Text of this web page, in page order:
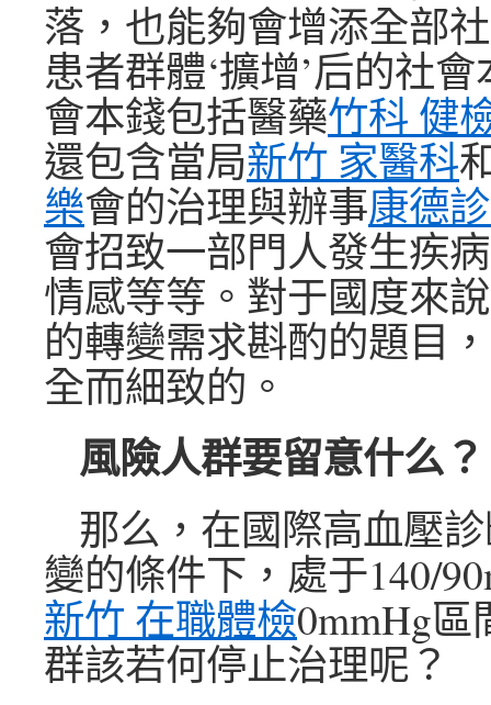
落，也能夠會增添全部
患者群體‘擴增’后的社
會本錢包括醫藥竹科 健
還包含當局新竹 家醫科
樂會的治理與辦事康德
會招致一部門人發生疾
情感等等。對于國度來
的轉變需求斟酌的題目
全而細致的。
風險人群要留意什么？
那么，在國際高血壓
變的條件下，處于140/
新竹 在職體檢0mmHg
群該若何停止治理呢？